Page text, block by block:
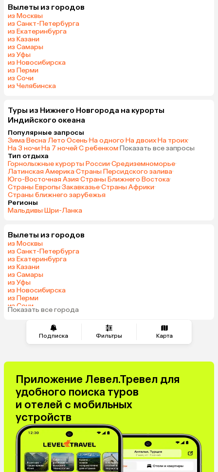
Подписка Фильтры Карта
Вылеты из городов
из Москвы
из Санкт-Петербурга
из Екатеринбурга
из Казани
из Самары
из Уфы
из Новосибирска
из Перми
из Сочи
из Челябинска
Туры из Нижнего Новгорода на курорты
Индийского океана
Популярные запросы
Зима·Весна·Лето·Осень·На одного·На двоих·На троих·
На 3 ночи·На 7 ночей·С ребенком·Показать все запросы
Тип отдыха
Горнолыжные курорты России·Средиземноморье·
Латинская Америка·Страны Персидского залива·
Юго-Восточная Азия·Страны Ближнего Востока·
Страны Европы·Закавказье·Страны Африки·
Страны ближнего зарубежья
Регионы
Мальдивы·Шри-Ланка
Вылеты из городов
из Москвы
из Санкт-Петербурга
из Екатеринбурга
из Казани
из Самары
из Уфы
из Новосибирска
из Перми
из Сочи
из Челябинска
Показать все города
Приложение Левел.Тревел для
удобного поиска туров
и отелей с мобильных
устройств